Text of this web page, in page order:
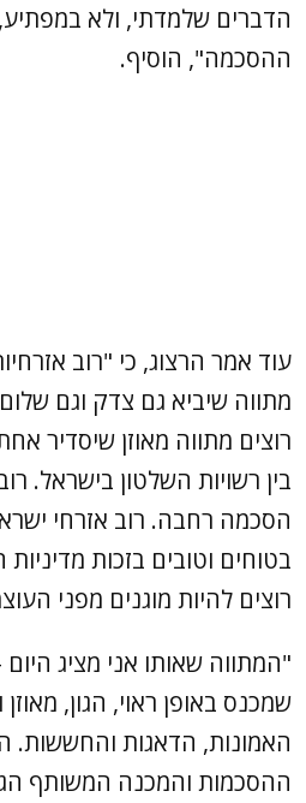
הדברים שלמדתי, ולא
ההסכמה", הוסיף.
עוד אמר הרצוג, כי "רוב
מתווה שיביא גם צדק וגם
רוצים מתווה מאוזן שיסדיר
בין רשויות השלטון בישראל.
הסכמה רחבה. רוב אזרחי
בטוחים וטובים בזכות מדיניות
רוצים להיות מוגנים מפני
"המתווה שאותו אני מציג
שמכנס באופן ראוי, הגון,
האמונות, הדאגות
ההסכמות והמכנה המשותף